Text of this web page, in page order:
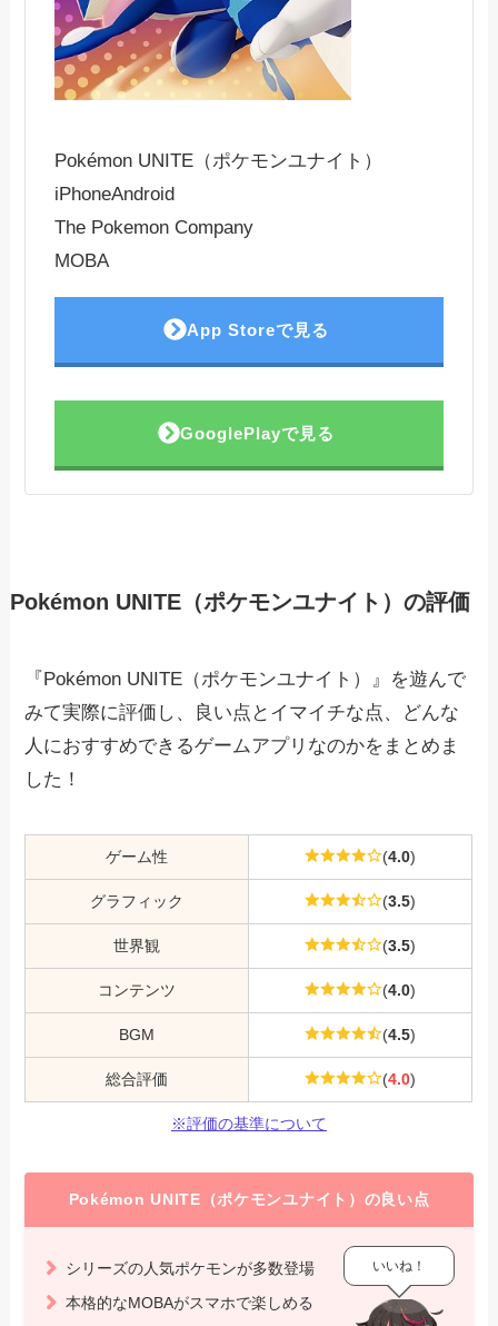
Pokémon UNITE（ポケモンユナイト）
iPhoneAndroid
The Pokemon Company
MOBA
App Storeで見る
GooglePlayで見る
Pokémon UNITE（ポケモンユナイト）の評価
『Pokémon UNITE（ポケモンユナイト）』を遊んで
みて実際に評価し、良い点とイマイチな点、どんな
人におすすめできるゲームアプリなのかをまとめま
した！
ゲーム性 (4.0)
グラフィック (3.5)
世界観 (3.5)
コンテンツ (4.0)
BGM (4.5)
総合評価 (4.0)
※評価の基準について
Pokémon UNITE（ポケモンユナイト）の良い点
シリーズの人気ポケモンが多数登場
本格的なMOBAがスマホで楽しめる
いいね！